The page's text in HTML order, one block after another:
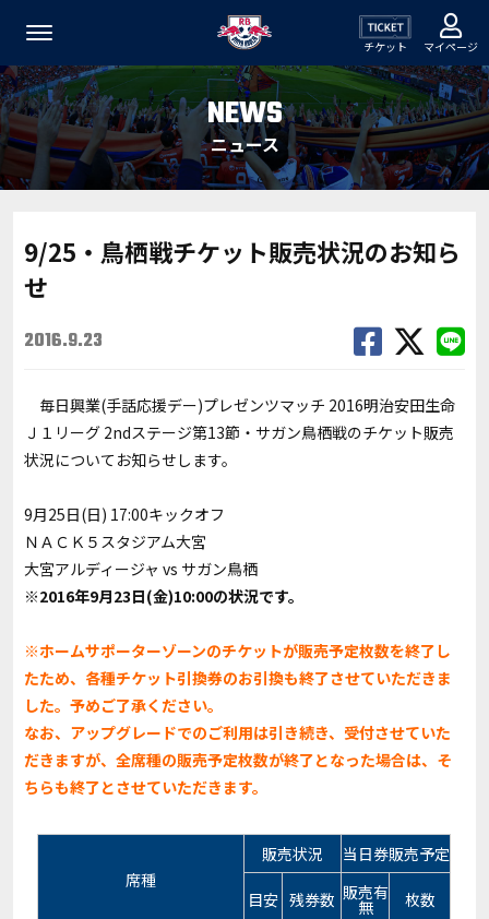
チケット マイページ
NEWS
ニュース
9/25・鳥栖戦チケット販売状況のお知ら
せ
2016.9.23
毎日興業(手話応援デー)プレゼンツマッチ 2016明治安田生命
Ｊ１リーグ 2ndステージ第13節・サガン鳥栖戦のチケット販売
状況についてお知らせします。
9月25日(日) 17:00キックオフ
ＮＡＣＫ５スタジアム大宮
大宮アルディージャ vs サガン鳥栖
※2016年9月23日(金)10:00の状況です。
※ホームサポーターゾーンのチケットが販売予定枚数を終了し
たため、各種チケット引換券のお引換も終了させていただきま
した。予めご了承ください。
なお、アップグレードでのご利用は引き続き、受付させていた
だきますが、全席種の販売予定枚数が終了となった場合は、そ
ちらも終了とさせていただきます。
席種
販売状況 当日券販売予定
目安 残券数 販売有
無 枚数